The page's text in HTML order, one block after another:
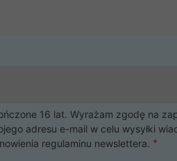
16 lat. Wyrażam zgodę na
adresu e-mail w celu wysyłki
regulaminu newslettera.